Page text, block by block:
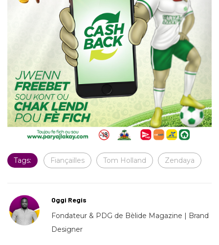
Tags: Fiançailles Tom Holland Zendaya
Oggi Regis
Fondateur & PDG de Bèlide Magazine | Brand
Designer